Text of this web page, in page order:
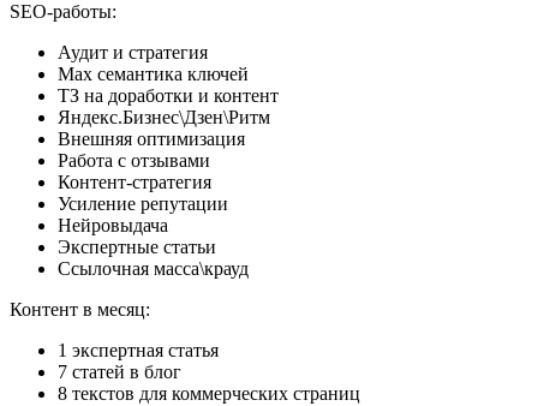
SEO-работы:
Аудит и стратегия
Max семантика ключей
ТЗ на доработки и контент
Яндекс.Бизнес\Дзен\Ритм
Внешняя оптимизация
Работа с отзывами
Контент-стратегия
Усиление репутации
Нейровыдача
Экспертные статьи
Ссылочная масса\крауд
Контент в месяц:
1 экспертная статья
7 статей в блог
8 текстов для коммерческих страниц